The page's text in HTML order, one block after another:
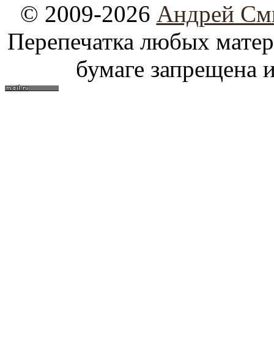
© 2009-2026 Андрей
Перепечатка любых
бумаге запрещена